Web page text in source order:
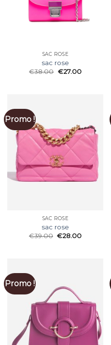
SAC ROSE
sac rose
€38.00 €27.00
Promo !
SAC ROSE
sac rose
€39.00 €28.00
Promo !